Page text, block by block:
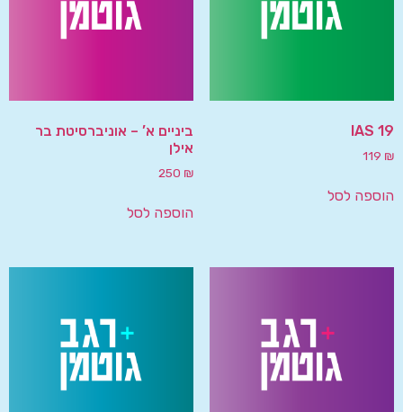
IAS 19
119 ₪
הוספה לסל
ביניים א’ – אוניברסיטת בר
אילן
250 ₪
הוספה לסל